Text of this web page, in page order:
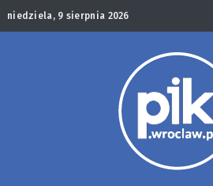
niedziela, 9 sierpnia 2026